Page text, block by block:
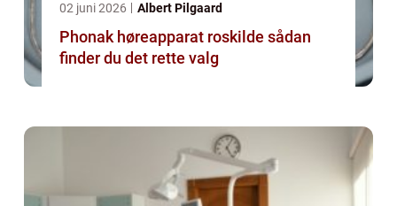
02 juni 2026 Albert Pilgaard
Phonak høreapparat roskilde sådan
finder du det rette valg